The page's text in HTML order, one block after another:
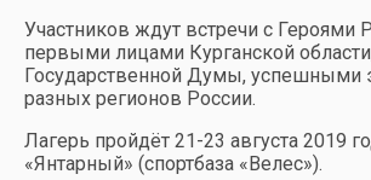
Участников ждут встречи с Героями
первыми лицами Курганской
Государственной Думы, успешными
разных регионов России.
Лагерь пройдёт 21-23 августа 2019
«Янтарный» (спортбаза «Велес»).